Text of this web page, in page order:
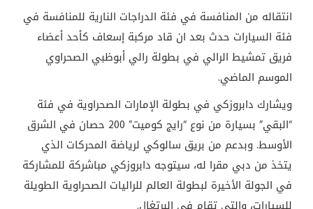
انتقاله من المنافسة في فئة الدراجات النارية للمنافسة في
فئة السيارات حدث بعد ان قاد مركبة إسعاف كأحد أعضاء
فريق تمشيط الرالي في بطولة رالي أبوظبي الصحراوي
الموسم الماضي.
ويشارك دابروزكي في بطولة الإمارات الصحراوية في فئة
“البقي” بسيارة من نوع “رايج كوميت” 200 حصان في الشرق
الأوسط. وبدعم من بريق سالوكي لرياضة المحركات الذي
يتخذ من دبي مقرا له، سيتوجه دابروزكي مباشركة للمشاركة
في الجولة الأخيرة لبطولة العالم للراليات الصحراوية الطويلة